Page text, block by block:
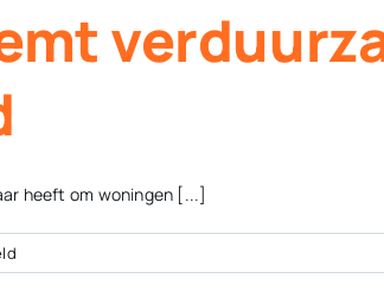
heeft om woningen [...]
voor
Energiearmoede